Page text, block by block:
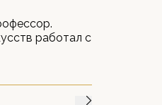
работал с